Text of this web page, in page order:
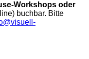
Workshops oder
buchbar. Bitte